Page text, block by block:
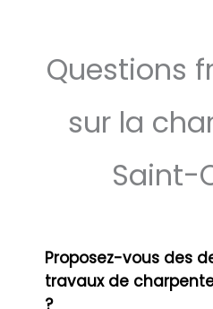
Questions
sur la
Saint-
Proposez-vous des
travaux de
?